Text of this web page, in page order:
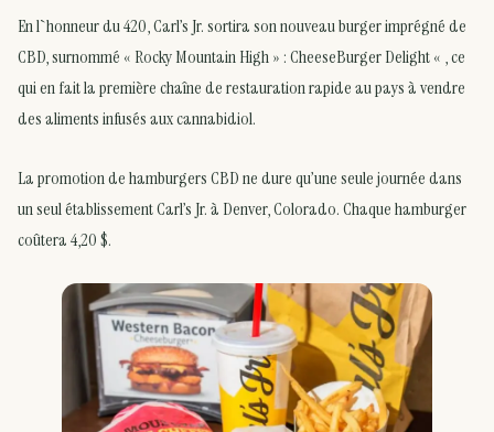
En l`honneur du 420, Carl’s Jr. sortira son nouveau burger imprégné de
CBD, surnommé « Rocky Mountain High » : CheeseBurger Delight « , ce
qui en fait la première chaîne de restauration rapide au pays à vendre
des aliments infusés aux cannabidiol.
La promotion de hamburgers CBD ne dure qu’une seule journée dans
un seul établissement Carl’s Jr. à Denver, Colorado. Chaque hamburger
coûtera 4,20 $.